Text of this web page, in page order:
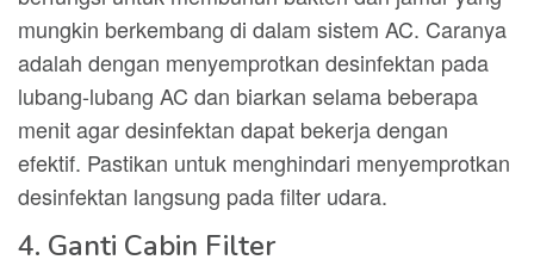
mungkin berkembang di dalam sistem AC. Caranya
adalah dengan menyemprotkan desinfektan pada
lubang-lubang AC dan biarkan selama beberapa
menit agar desinfektan dapat bekerja dengan
efektif. Pastikan untuk menghindari menyemprotkan
desinfektan langsung pada filter udara.
4. Ganti Cabin Filter